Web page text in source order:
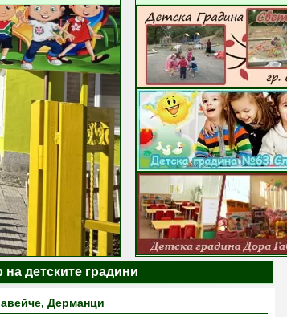
детските градини
Дерманци